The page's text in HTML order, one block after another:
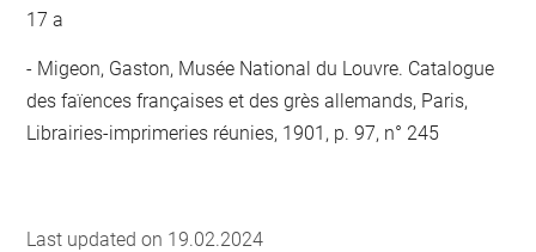
17 a
Migeon, Gaston, Musée National du Louvre. Catalogue
des faïences françaises et des grès allemands, Paris,
Librairies-imprimeries réunies, 1901, p. 97, n° 245
Last updated on 19.02.2024